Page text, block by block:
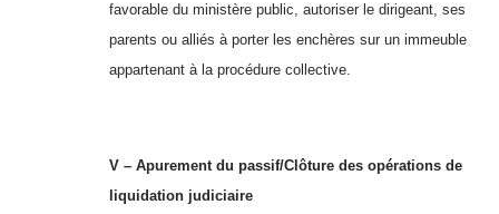
favorable du ministère public, autoriser le dirigeant, ses
parents ou alliés à porter les enchères sur un immeuble
appartenant à la procédure collective.
V – Apurement du passif/Clôture des opérations de
liquidation judiciaire